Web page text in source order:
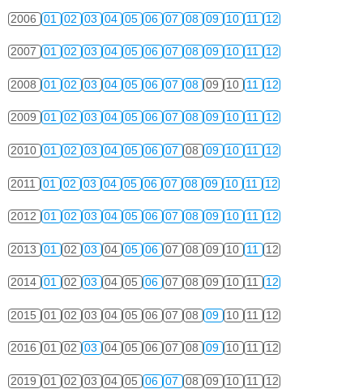
2006 01 02 03 04 05 06 07 08 09 10 11 12
2007 01 02 03 04 05 06 07 08 09 10 11 12
2008 01 02 03 04 05 06 07 08 09 10 11 12
2009 01 02 03 04 05 06 07 08 09 10 11 12
2010 01 02 03 04 05 06 07 08 09 10 11 12
2011 01 02 03 04 05 06 07 08 09 10 11 12
2012 01 02 03 04 05 06 07 08 09 10 11 12
2013 01 02 03 04 05 06 07 08 09 10 11 12
2014 01 02 03 04 05 06 07 08 09 10 11 12
2015 01 02 03 04 05 06 07 08 09 10 11 12
2016 01 02 03 04 05 06 07 08 09 10 11 12
2019 01 02 03 04 05 06 07 08 09 10 11 12